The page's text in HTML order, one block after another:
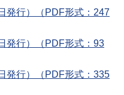
発行）（PDF形式：247
発行）（PDF形式：93
発行）（PDF形式：335